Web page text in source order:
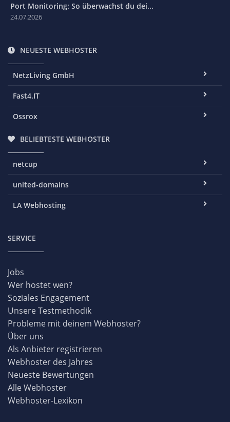
Port Monitoring: So überwachst du dei...
24.07.2026
NEUESTE WEBHOSTER
NetzLiving GmbH
Fast4.IT
Ossrox
BELIEBTESTE WEBHOSTER
netcup
united-domains
LA Webhosting
SERVICE
Jobs
Wer hostet wen?
Soziales Engagement
Unsere Testmethodik
Probleme mit deinem Webhoster?
Über uns
Als Anbieter registrieren
Webhoster des Jahres
Neueste Bewertungen
Alle Webhoster
Webhoster-Lexikon